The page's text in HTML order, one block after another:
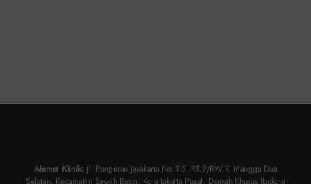
Alamat Klinik: Jl. Pangeran Jayakarta No.115, RT.9/RW.7, Mangga Dua
Selatan, Kecamatan Sawah Besar, Kota Jakarta Pusat, Daerah Khusus Ibukota